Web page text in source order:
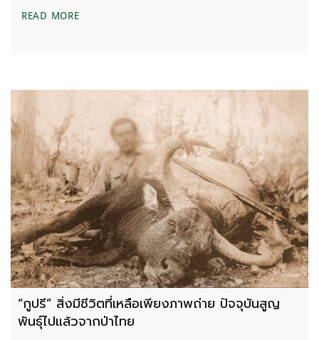
READ MOREชวนรู้จัก! สมาชิกสัตว์ป่าสงวนในประเทศไทย 21 ชนิ
“กูปรี” สิ่งมีชีวิตที่เหลือเพียงภาพถ่าย ปัจจุบันสูญ
พันธุ์ไปแล้วจากป่าไทย